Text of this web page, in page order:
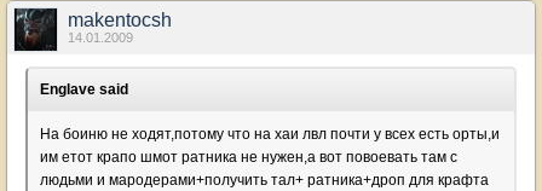
makentocsh
14.01.2009
Englave said
На боиню не ходят,потому что на хаи лвл почти у всех есть орты,и
им етот крапо шмот ратника не нужен,а вот повоевать там с
людьми и мародерами+получить тал+ ратника+дроп для крафта